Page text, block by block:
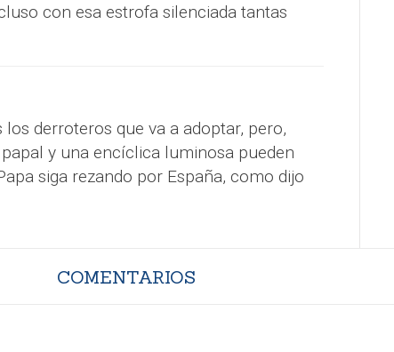
con esa estrofa silenciada tantas
derroteros que va a adoptar, pero,
y una encíclica luminosa pueden
siga rezando por España, como dijo
COMENTARIOS